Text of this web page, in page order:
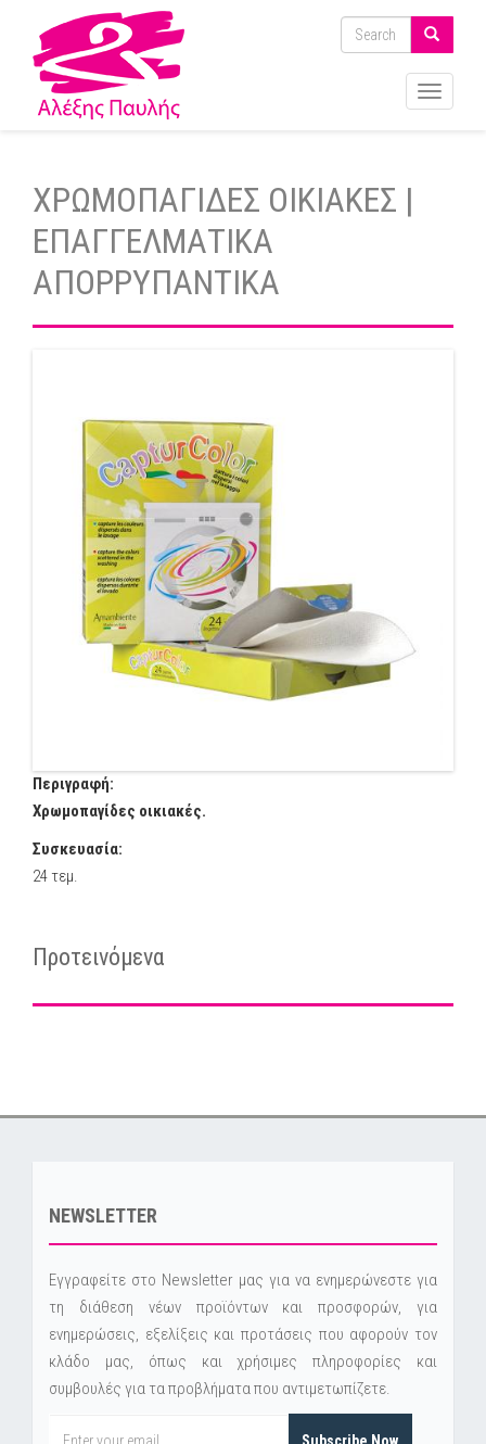
ΧΡΩΜΟΠΑΓΙΔΕΣ ΟΙΚΙΑΚΕΣ |
ΕΠΑΓΓΕΛΜΑΤΙΚΑ
ΑΠΟΡΡΥΠΑΝΤΙΚΑ
Περιγραφή:
Χρωμοπαγίδες οικιακές.
Συσκευασία:
24 τεμ.
Προτεινόμενα
Toggle
NEWSLETTER
Εγγραφείτε στο Newsletter μας για να ενημερώνεστε για
τη διάθεση νέων προϊόντων και προσφορών, για
ενημερώσεις, εξελίξεις και προτάσεις που αφορούν τον
κλάδο μας, όπως και χρήσιμες πληροφορίες και
συμβουλές για τα προβλήματα που αντιμετωπίζετε.